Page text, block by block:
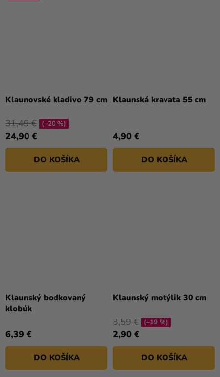
Klaunovské kladivo 79 cm
24,90 €
31,49 € (–20 %)
DO KOŠÍKA
Klaunská kravata 55 cm
4,90 €
DO KOŠÍKA
Klaunský bodkovaný
klobúk
6,39 €
DO KOŠÍKA
Klaunský motýlik 30 cm
2,90 €
3,59 € (–19 %)
DO KOŠÍKA